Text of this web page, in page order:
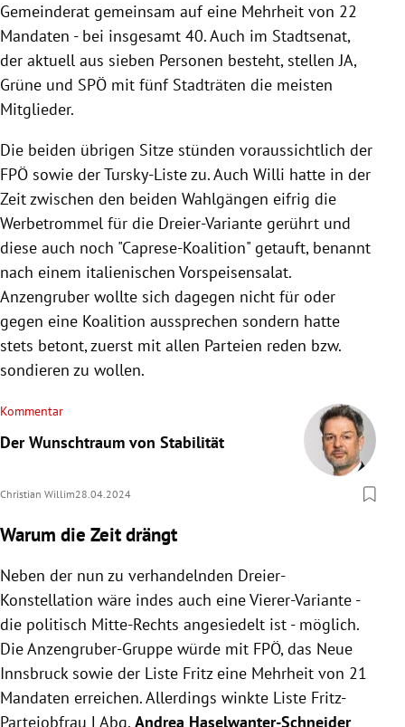
Gemeinderat gemeinsam auf eine Mehrheit von 22
Mandaten - bei insgesamt 40. Auch im Stadtsenat,
der aktuell aus sieben Personen besteht, stellen JA,
Grüne und SPÖ mit fünf Stadträten die meisten
Mitglieder.
Die beiden übrigen Sitze stünden voraussichtlich der
FPÖ sowie der Tursky-Liste zu. Auch Willi hatte in der
Zeit zwischen den beiden Wahlgängen eifrig die
Werbetrommel für die Dreier-Variante gerührt und
diese auch noch "Caprese-Koalition" getauft, benannt
nach einem italienischen Vorspeisensalat.
Anzengruber wollte sich dagegen nicht für oder
gegen eine Koalition aussprechen sondern hatte
stets betont, zuerst mit allen Parteien reden bzw.
sondieren zu wollen.
Kommentar
Der Wunschtraum von Stabilität
Christian Willim28.04.2024
Warum die Zeit drängt
Neben der nun zu verhandelnden Dreier-
Konstellation wäre indes auch eine Vierer-Variante -
die politisch Mitte-Rechts angesiedelt ist - möglich.
Die Anzengruber-Gruppe würde mit FPÖ, das Neue
Innsbruck sowie der Liste Fritz eine Mehrheit von 21
Mandaten erreichen. Allerdings winkte Liste Fritz-
Parteiobfrau LAbg. Andrea Haselwanter-Schneider